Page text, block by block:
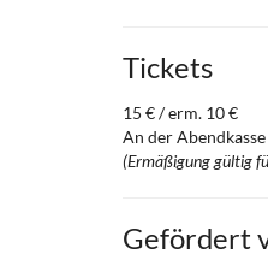
Tickets
15 € / erm. 10 €
An der
(Ermäßigung gültig
Gefördert